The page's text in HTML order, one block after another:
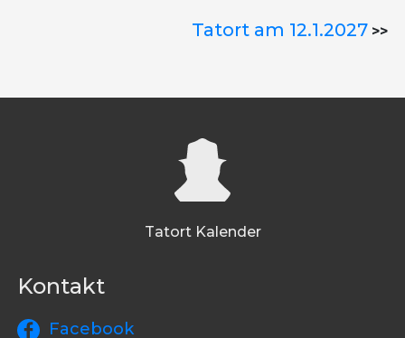
Tatort am 12.1.2027 >>
Tatort Kalender
Kontakt
Facebook